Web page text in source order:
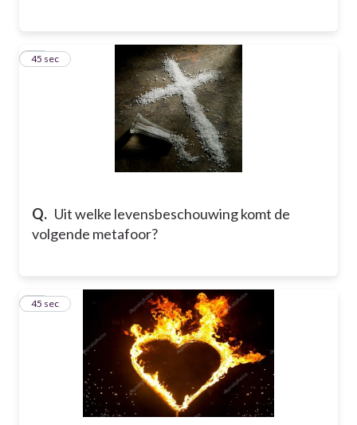
Q. Uit welke levensbeschouwing komt de
volgende metafoor?
20
45 sec
21
45 sec